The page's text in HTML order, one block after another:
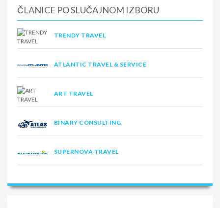
ČLANICE PO SLUČAJNOM IZBORU
TRENDY TRAVEL
ATLANTIC TRAVEL & SERVICE
ART TRAVEL
BINARY CONSULTING
SUPERNOVA TRAVEL